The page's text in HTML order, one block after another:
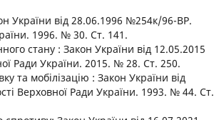
України від 28.06.1996 №254к/96-ВР.
1996. № 30. Ст. 141.
стану : Закон України від 12.05.2015
Ради України. 2015. № 28. Ст. 250.
та мобілізацію : Закон України від
Верховної Ради України. 1993. № 44. Ст.